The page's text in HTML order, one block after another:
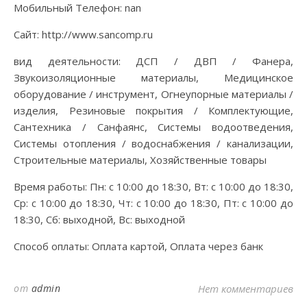
Мобильный Телефон: nan
Сайт: http://www.sancomp.ru
вид деятельности: ДСП / ДВП / Фанера,
Звукоизоляционные материалы, Медицинское
оборудование / инструмент, Огнеупорные материалы /
изделия, Резиновые покрытия / Комплектующие,
Сантехника / Санфаянс, Системы водоотведения,
Системы отопления / водоснабжения / канализации,
Строительные материалы, Хозяйственные товары
Время работы: Пн: с 10:00 до 18:30, Вт: с 10:00 до 18:30,
Ср: с 10:00 до 18:30, Чт: с 10:00 до 18:30, Пт: с 10:00 до
18:30, Сб: выходной, Вс: выходной
Способ оплаты: Оплата картой, Оплата через банк
от admin Нет комментариев